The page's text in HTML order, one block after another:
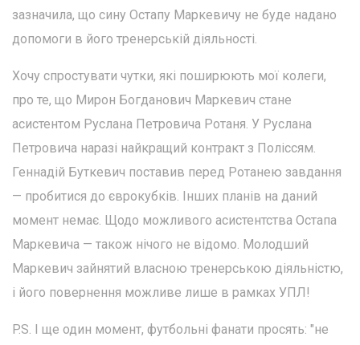
зазначила, що сину Остапу Маркевичу не буде надано
допомоги в його тренерській діяльності.
Хочу спростувати чутки, які поширюють мої колеги,
про те, що Мирон Богданович Маркевич стане
асистентом Руслана Петровича Ротаня. У Руслана
Петровича наразі найкращий контракт з Поліссям.
Геннадій Буткевич поставив перед Ротанею завдання
— пробитися до єврокубків. Інших планів на даний
момент немає. Щодо можливого асистентства Остапа
Маркевича — також нічого не відомо. Молодший
Маркевич зайнятий власною тренерською діяльністю,
і його повернення можливе лише в рамках УПЛ!
P.S. І ще один момент, футбольні фанати просять: "не